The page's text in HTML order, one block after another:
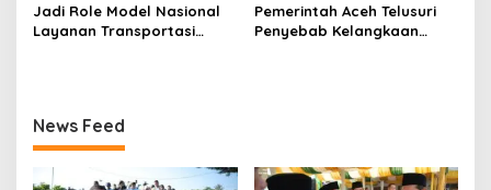
Jadi Role Model Nasional
Layanan Transportasi
Pemerintah Aceh Telusuri
Penyebab Kelangkaan
News Feed